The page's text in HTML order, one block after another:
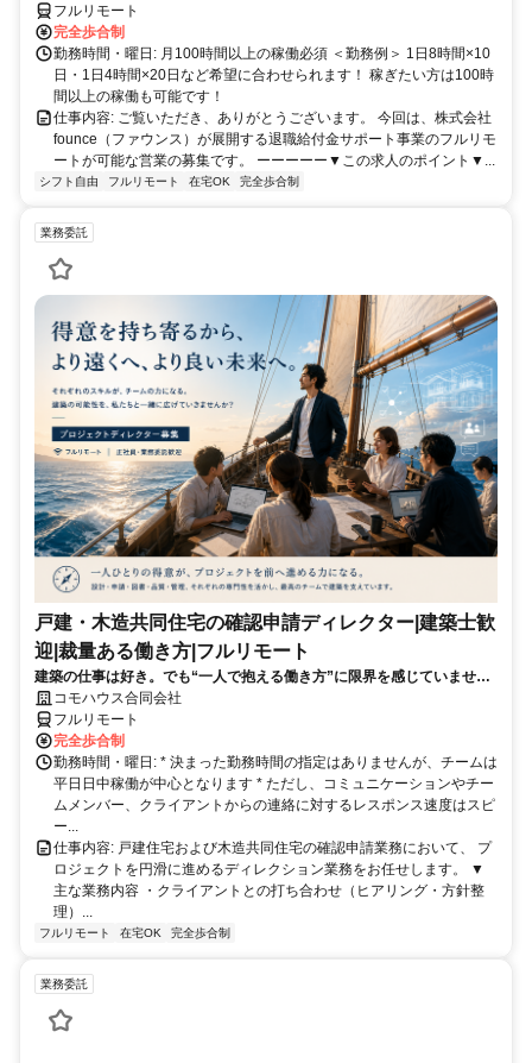
研修制度充実
フルリモート
完全歩合制
勤務時間・曜日: 月100時間以上の稼働必須 ＜勤務例＞ 1日8時間×10
日・1日4時間×20日など希望に合わせられます！ 稼ぎたい方は100時
間以上の稼働も可能です！
仕事内容: ご覧いただき、ありがとうございます。 今回は、株式会社
founce（ファウンス）が展開する退職給付金サポート事業のフルリモ
ートが可能な営業の募集です。 ーーーーー▼この求人のポイント▼...
シフト自由 フルリモート 在宅OK 完全歩合制
業務委託
戸建・木造共同住宅の確認申請ディレクター|建築士歓
迎|裁量ある働き方|フルリモート
建築の仕事は好き。でも“一人で抱える働き方”に限界を感じていません
か？ 図面や法規チェックは専門チームへ。あなたは“プロジェクトを動
かす役割”に集中できます。
コモハウス合同会社
フルリモート
完全歩合制
勤務時間・曜日: * 決まった勤務時間の指定はありませんが、チームは
平日日中稼働が中心となります * ただし、コミュニケーションやチー
ムメンバー、クライアントからの連絡に対するレスポンス速度はスピ
ー...
仕事内容: 戸建住宅および木造共同住宅の確認申請業務において、 プ
ロジェクトを円滑に進めるディレクション業務をお任せします。 ▼
主な業務内容 ・クライアントとの打ち合わせ（ヒアリング・方針整
理）...
フルリモート 在宅OK 完全歩合制
業務委託